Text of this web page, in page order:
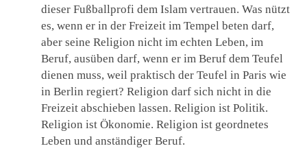
dieser Fußballprofi dem Islam vertrauen. Was nützt
es, wenn er in der Freizeit im Tempel beten darf,
aber seine Religion nicht im echten Leben, im
Beruf, ausüben darf, wenn er im Beruf dem Teufel
dienen muss, weil praktisch der Teufel in Paris wie
in Berlin regiert? Religion darf sich nicht in die
Freizeit abschieben lassen. Religion ist Politik.
Religion ist Ökonomie. Religion ist geordnetes
Leben und anständiger Beruf.